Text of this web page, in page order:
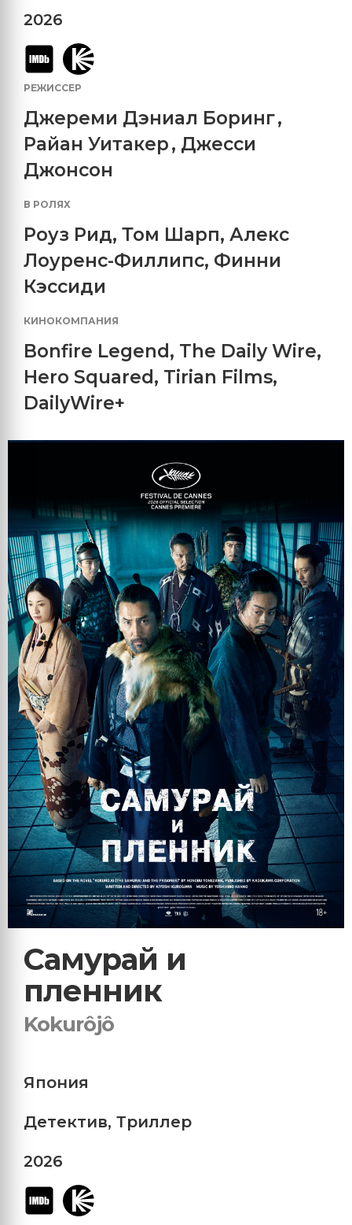
2026
РЕЖИССЕР
Джереми Дэниал Боринг,
Райан Уитакер, Джесси
Джонсон
В РОЛЯХ
Роуз Рид, Том Шарп, Алекс
Лоуренс-Филлипс, Финни
Кэссиди
КИНОКОМПАНИЯ
Bonfire Legend , The Daily Wire,
Hero Squared , Tirian Films,
DailyWire+
Самурай и
пленник
Kokurôjô
Япония
Детектив, Триллер
2026